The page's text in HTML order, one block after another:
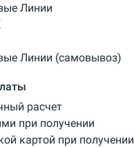
Линии
Линии (самовывоз)
расчет
при получении
картой при получении